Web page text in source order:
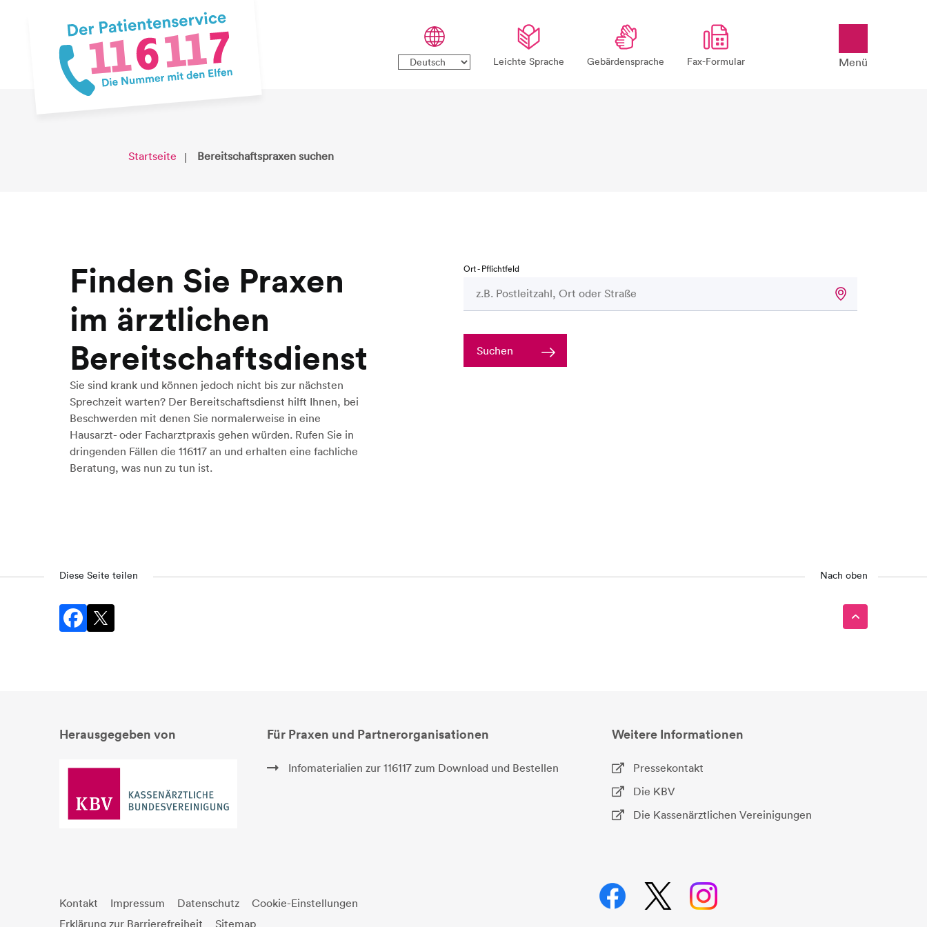
Sprachauswahl
Leichte Sprache Gebärdensprache Fax-Formular Menü
Startseite Bereitschaftspraxen suchen
Finden Sie Praxen
im ärztlichen
Bereitschaftsdienst
Sie sind krank und können jedoch nicht bis zur nächsten
Sprechzeit warten? Der Bereitschaftsdienst hilft Ihnen, bei
Beschwerden mit denen Sie normalerweise in eine
Hausarzt- oder Facharztpraxis gehen würden. Rufen Sie in
dringenden Fällen die 116117 an und erhalten eine fachliche
Beratung, was nun zu tun ist.
Ort - Pflichtfeld
Suchen
Diese Seite teilen Nach oben
Herausgegeben von Für Praxen und Partnerorganisationen
Infomaterialien zur 116117 zum Download und Bestellen
Weitere Informationen
Pressekontakt
Die KBV
Die Kassenärztlichen Vereinigungen
Kontakt Impressum Datenschutz
Cookie-Einstellungen
Erklärung zur Barrierefreiheit
Sitemap